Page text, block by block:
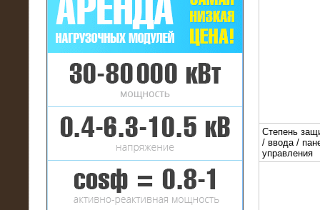
16.01.2017
Аренда нагрузочного комплекса 22
МВт (10 кВ) на газовое
месторождение
Степень
/ ввода /
управления